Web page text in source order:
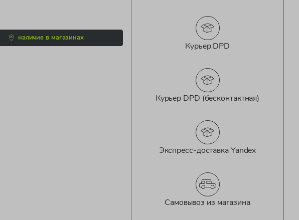
наличие в магазинах
Курьер DPD
Курьер DPD (бесконтактная)
Экспресс-доставка Yandex
Самовывоз из магазина